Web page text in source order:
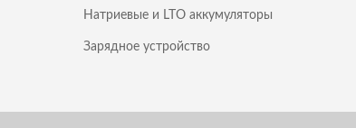
Натриевые и LTO аккумуляторы
Зарядное устройство